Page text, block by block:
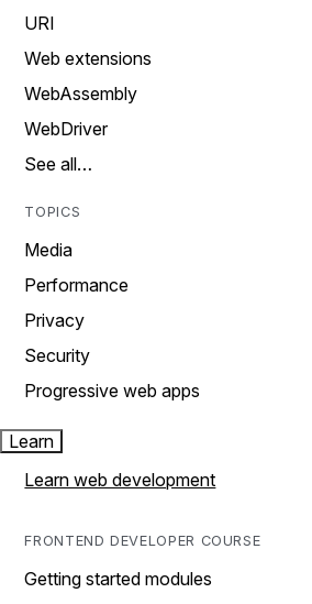
URI
Web extensions
WebAssembly
WebDriver
See all…
TOPICS
Media
Performance
Privacy
Security
Progressive web apps
Learn
Learn web development
FRONTEND DEVELOPER COURSE
Getting started modules